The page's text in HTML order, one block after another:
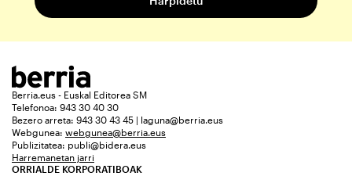
Berria.eus - Euskal Editorea SM
Telefonoa: 943 30 40 30
Bezero arreta: 943 30 43 45 | laguna@berria.eus
Webgunea: webgunea@berria.eus
Publizitatea: publi@bidera.eus
Harremanetan jarri
ORRIALDE KORPORATIBOAK